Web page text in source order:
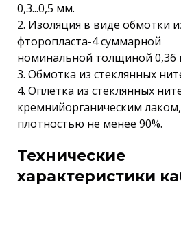
0,3...0,5 мм.
2. Изоляция в виде обмотки
фторопласта-4 суммарной
номинальной толщиной 0,36
3. Обмотка из стеклянных
4. Оплётка из стеклянных
кремнийорганическим лаком,
плотностью не менее 90%.
Технические
характеристики